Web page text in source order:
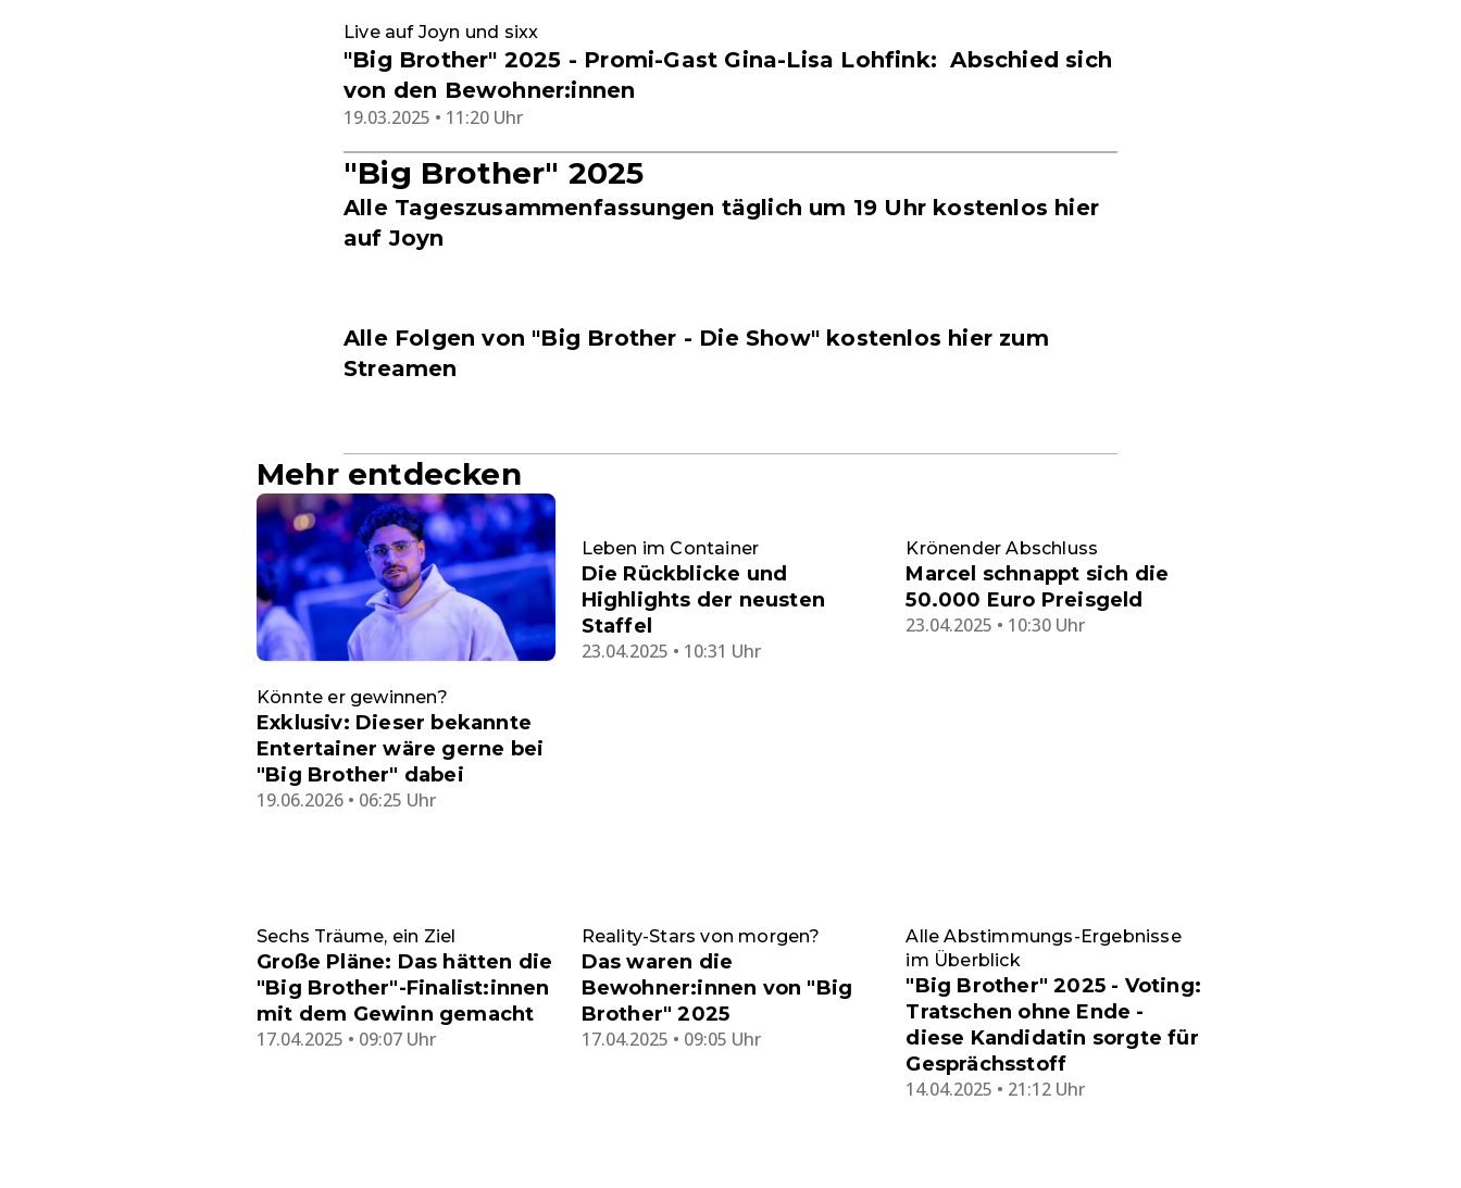
Live auf Joyn und sixx
"Big Brother" 2025 - Promi-Gast Gina-Lisa Lohfink: Abschied sich
von den Bewohner:innen
19.03.2025 • 11:20 Uhr
"Big Brother" 2025
Alle Tageszusammenfassungen täglich um 19 Uhr kostenlos hier
auf Joyn
Alle Folgen von "Big Brother - Die Show" kostenlos hier zum
Streamen
Mehr entdecken
Könnte er gewinnen?
Exklusiv: Dieser bekannte
Entertainer wäre gerne bei
"Big Brother" dabei
19.06.2026 • 06:25 Uhr
Leben im Container
Die Rückblicke und
Highlights der neusten
Staffel
23.04.2025 • 10:31 Uhr
Krönender Abschluss
Marcel schnappt sich die
50.000 Euro Preisgeld
23.04.2025 • 10:30 Uhr
Sechs Träume, ein Ziel
Große Pläne: Das hätten die
"Big Brother"-Finalist:innen
mit dem Gewinn gemacht
17.04.2025 • 09:07 Uhr
Reality-Stars von morgen?
Das waren die
Bewohner:innen von "Big
Brother" 2025
17.04.2025 • 09:05 Uhr
Alle Abstimmungs-Ergebnisse
im Überblick
"Big Brother" 2025 - Voting:
Tratschen ohne Ende -
diese Kandidatin sorgte für
Gesprächsstoff
14.04.2025 • 21:12 Uhr